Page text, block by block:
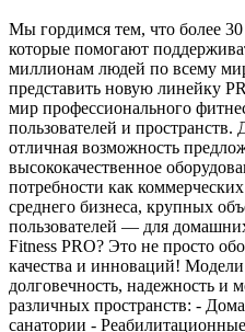
Мы гордимся тем, что более
которые помогают
миллионам людей по всему
представить новую линейку
мир профессионального
пользователей и
отличная возможность
высококачественное
потребности как
среднего бизнеса, крупных
пользователей — для
Fitness PRO? Это не просто
качества и инноваций!
долговечность, надежность и
различных пространств: -
санатории -